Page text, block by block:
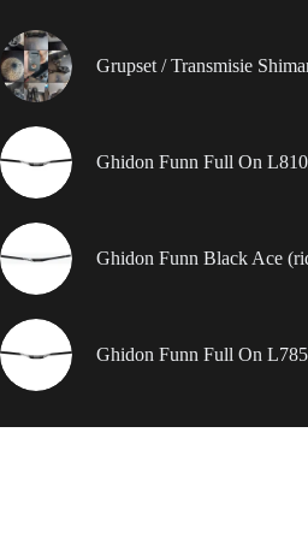
Grupset / Transmisie
Ghidon Funn Full On
Ghidon Funn Black Ace
Ghidon Funn Full On